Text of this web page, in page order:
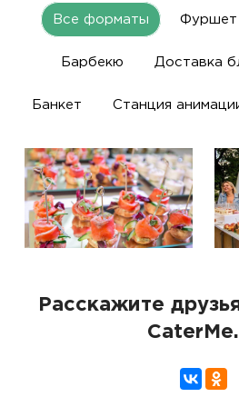
Все форматы Фуршет
Барбекю Доставка
Банкет Станция
Расскажите